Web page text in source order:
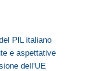
PIL italiano
e aspettative
dell'UE